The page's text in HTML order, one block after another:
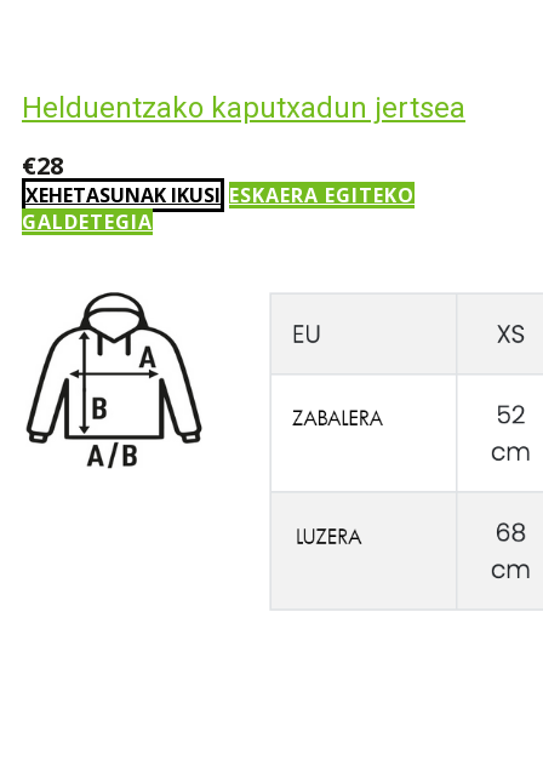
Helduentzako kaputxadun jertsea
€28
XEHETASUNAK IKUSI ESKAERA EGITEKO
GALDETEGIA